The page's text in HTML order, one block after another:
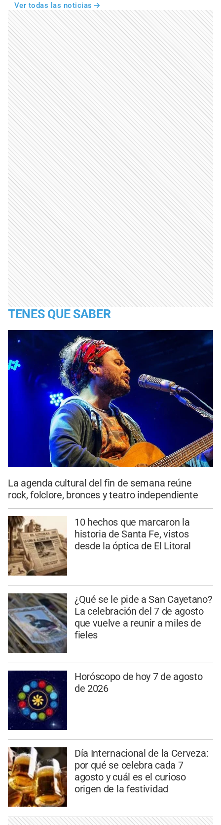
Ver todas las noticias
TENES QUE SABER
La agenda cultural del fin de semana reúne
rock, folclore, bronces y teatro independiente
10 hechos que marcaron la
historia de Santa Fe, vistos
desde la óptica de El Litoral
¿Qué se le pide a San Cayetano?
La celebración del 7 de agosto
que vuelve a reunir a miles de
fieles
Horóscopo de hoy 7 de agosto
de 2026
Día Internacional de la Cerveza:
por qué se celebra cada 7
agosto y cuál es el curioso
origen de la festividad